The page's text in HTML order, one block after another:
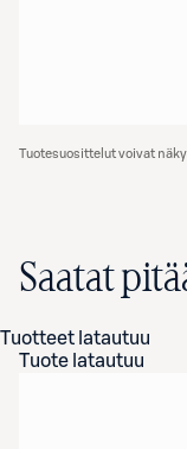
Tuotesuosittelut voivat
Saatat
Tuotteet latautuu
Tuote latautuu